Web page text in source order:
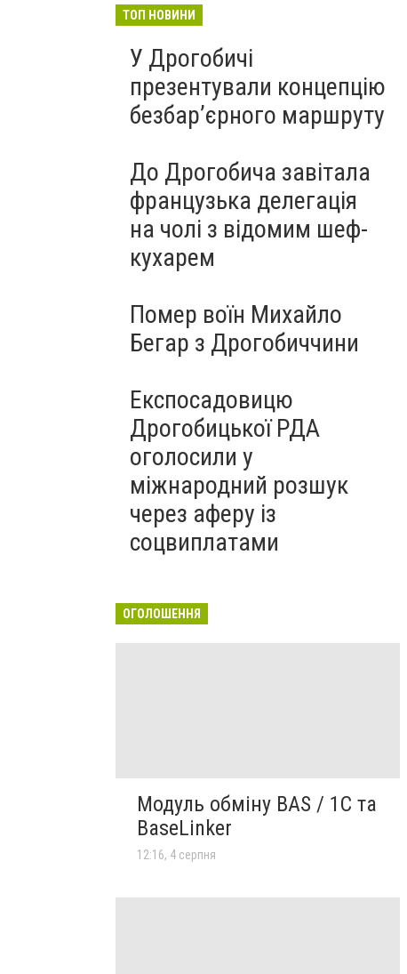
ТОП НОВИНИ
У Дрогобичі
презентували концепцію
безбар’єрного маршруту
До Дрогобича завітала
французька делегація
на чолі з відомим шеф-
кухарем
Помер воїн Михайло
Бегар з Дрогобиччини
Експосадовицю
Дрогобицької РДА
оголосили у
міжнародний розшук
через аферу із
соцвиплатами
ОГОЛОШЕННЯ
Модуль обміну BAS / 1C та
BaseLinker
12:16, 4 серпня